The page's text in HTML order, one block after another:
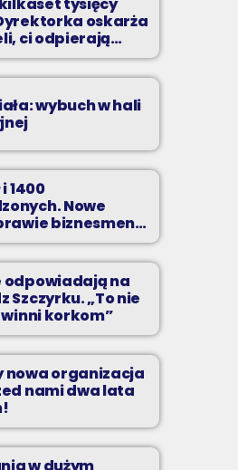
tysięcy
oskarża
ci odpierają
wybuch w hali
1400
Nowe
biznesmena
odpowiadają na
Szczyrku. „To nie
korkom”
nowa organizacja
nami dwa lata